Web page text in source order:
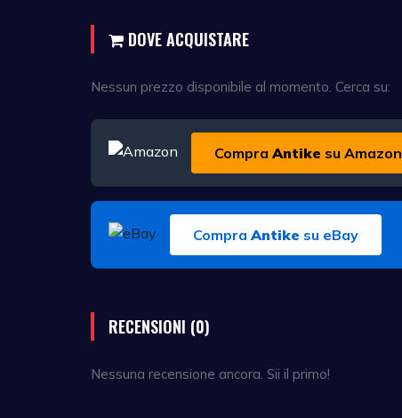
DOVE ACQUISTARE
Nessun prezzo disponibile al momento. Cerca su:
Compra Antike su Amazon
Compra Antike su eBay
RECENSIONI (0)
Nessuna recensione ancora. Sii il primo!